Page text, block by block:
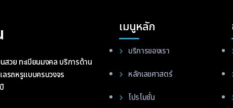
สวย ทะเบียนมงคล บริการด้าน
รถหรูแบบครบวงจร
เมนูหลัก
บริการของเรา
หลักเลขศาสตร์
โปรโมชั่น